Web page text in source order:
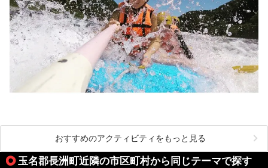
おすすめのアクティビティをもっと見る
玉名郡長洲町近隣の市区町村から同じテーマで探す